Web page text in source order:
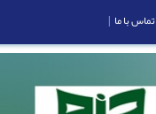
تماس با ما |